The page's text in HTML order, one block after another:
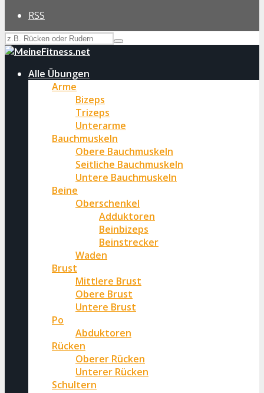
RSS
Alle Übungen
Arme
Bizeps
Trizeps
Unterarme
Bauchmuskeln
Obere Bauchmuskeln
Seitliche Bauchmuskeln
Untere Bauchmuskeln
Beine
Oberschenkel
Adduktoren
Beinbizeps
Beinstrecker
Waden
Brust
Mittlere Brust
Obere Brust
Untere Brust
Po
Abduktoren
Rücken
Oberer Rücken
Unterer Rücken
Schultern